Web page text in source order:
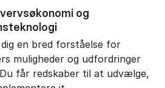
og
en bred forståelse for
muligheder og udfordringer
får redskaber til at udvælge,